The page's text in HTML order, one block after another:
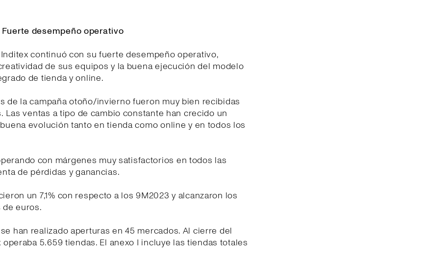
desempeño operativo
continuó con su fuerte desempeño operativo,
de sus equipos y la buena ejecución del modelo
de tienda y online.
de la campaña otoño/invierno fueron muy bien recibidas
Las ventas a tipo de cambio constante han crecido un
buena evolución tanto en tienda como online y en todos los
con márgenes muy satisfactorios en todos las
de pérdidas y ganancias.
un 7,1% con respecto a los 9M2023 y alcanzaron los
de euros.
han realizado aperturas en 45 mercados. Al cierre del
operaba 5.659 tiendas. El anexo I incluye las tiendas totales